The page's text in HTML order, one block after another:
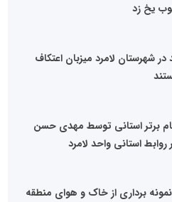
یخ زد
در شهرستان لامرد میزبان اعتکاف
برتر استانی توسط مهدی حسن
روابط استانی واحد لامرد
برداری از خاک و هوای منطقه